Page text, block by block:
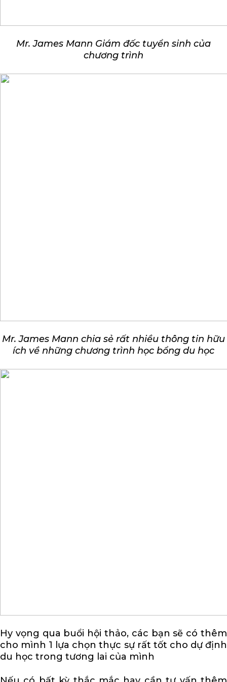
Mr. James Mann Giám đốc tuyển sinh của
chương trình
Mr. James Mann chia sẻ rất nhiều thông tin hữu
ích về những chương trình học bổng du học
Hy vọng qua buổi hội thảo, các bạn sẽ có thêm
cho mình 1 lựa chọn thực sự rất tốt cho dự định
du học trong tương lai của mình